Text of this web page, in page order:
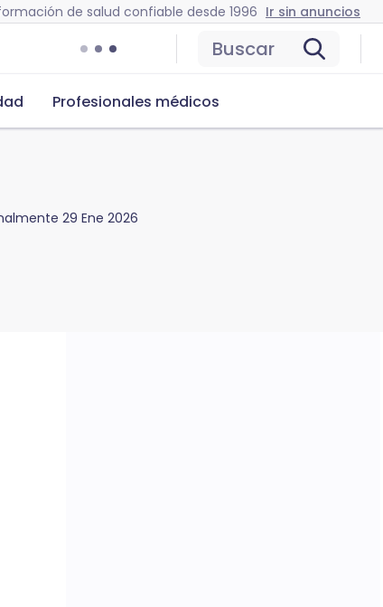
de salud confiable desde 1996 Ir sin anuncios
Buscar
Profesionales médicos
29 Ene 2026